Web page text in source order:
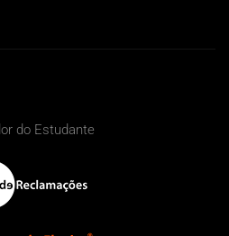
do Estudante